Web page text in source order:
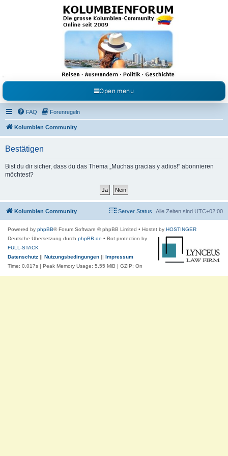
Kolumbienforum - Das
grosse Forum der
Freunde Kolumbiens
Reisen, Auswandern, Kultur, Politik, Geschichte und Visum in Kolumbien und Venezuela.
Austausch, Erfahrungen und Gemeinschaft im Kolumbienforum
Open menu
FAQ Forenregeln
Kolumbien Community
Bestätigen
Bist du dir sicher, dass du das Thema „Muchas gracias y adios!“ abonnieren
möchtest?
Kolumbien Community Alle Zeiten sind UTC+02:00
Server Status
Powered by phpBB® Forum Software © phpBB Limited • Hostet by HOSTINGER
Deutsche Übersetzung durch phpBB.de • Bot protection by
FULL-STACK
Datenschutz
Nutzungsbedingungen
Impressum
Time: 0.017s | Peak Memory Usage: 5.55 MiB | GZIP: On